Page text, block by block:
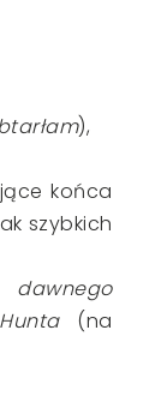
),
końca
szybkich
dawnego
(na